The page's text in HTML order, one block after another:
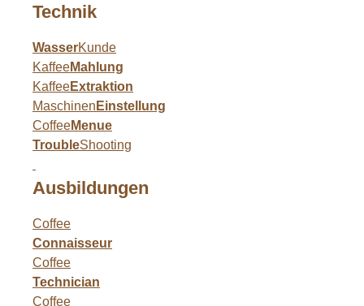
Technik
WasserKunde
KaffeeMahlung
KaffeeExtraktion
Maschinen Einstellung
CoffeeMenue
TroubleShooting
Ausbildungen
Coffee
Connaisseur
Coffee
Technician
Coffee